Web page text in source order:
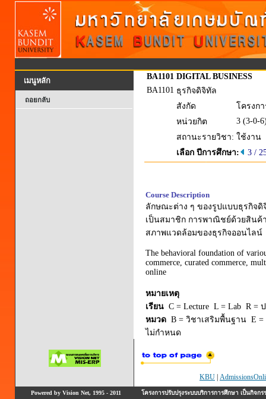
เมนูหลัก
ถอยกลับ
BA1101 DIGITAL BUSINESS
BA1101 ธุรกิจดิจิทัล
สังกัด
โครงก
หน่วยกิต
3 (3-0-
สถานะรายวิชา: ใช้งาน
เลือก ปีการศึกษา:
3 /
Course Description
ลักษณะต่าง ๆ ของรูปแบบธุรกิจ
เป็นสมาชิก การพาณิชย์ด้วยสินค้
สภาพแวดล้อมของธุรกิจออนไลน์
The behavioral foundation of
commerce, curated commerce,
online
หมายเหตุ
เรียน C = Lecture L = Lab R =
หมวด B = วิชาเสริมพื้นฐาน E
ไม่กำหนด
KBU
Powered by Vision Net, 1995 - 2011 โครงการปรับปรุงระบบบริการการศึกษา เป็นกิ